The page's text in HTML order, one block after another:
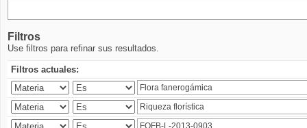
Filtros
Use filtros para refinar sus resultados.
Filtros actuales: